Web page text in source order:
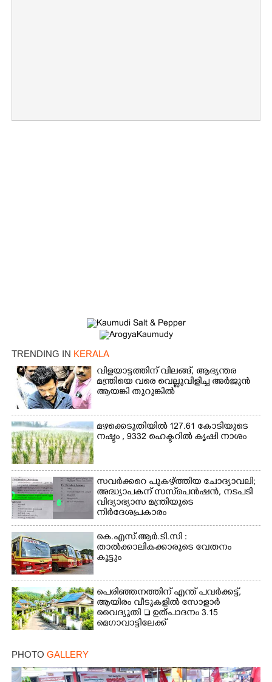
TRENDING IN KERALA
വിളയാട്ടത്തിന് വിലങ്ങ്, ആഭ്യന്തര
മന്ത്രിയെ വരെ വെല്ലുവിളിച്ച അർജുൻ
ആയങ്കി തുറുങ്കിൽ
മഴക്കെടുതിയിൽ 127.61 കോടിയുടെ
നഷ്ടം , 9332 ഹെക്ടറിൽ കൃഷി നാശം
സവർക്കറെ പുകഴ്ത്തിയ ചോദ്യാവലി;
അദ്ധ്യാപകന് സസ്‌പെൻഷൻ, നടപടി
വിദ്യാഭ്യാസ മന്ത്രിയുടെ
നിർദേശപ്രകാരം
കെ.എസ്.ആർ.ടി.സി :
താൽക്കാലികക്കാരുടെ വേതനം
കൂട്ടും
പെരിഞ്ഞനത്തിന് എന്ത് പവർക്കട്ട്,​
ആയിരം വീടുകളിൽ സോളാർ
വൈദ്യുതി  ഉത്പാദനം 3.15
മെഗാവാട്ടിലേക്ക്
PHOTO GALLERY